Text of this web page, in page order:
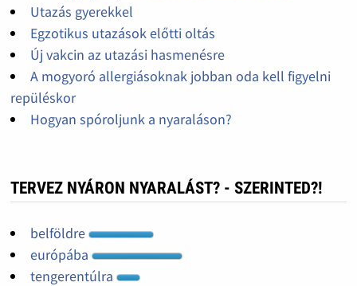
Utazás gyerekkel
Egzotikus utazások előtti oltás
Új vakcin az utazási hasmenésre
A mogyoró allergiásoknak jobban oda kell figyelni
repüléskor
Hogyan spóroljunk a nyaraláson?
TERVEZ NYÁRON NYARALÁST? - SZERINTED?!
belföldre
európába
tengerentúlra